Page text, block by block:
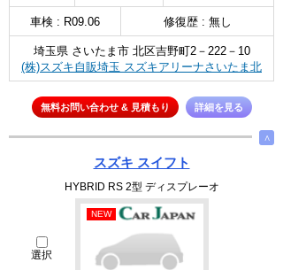
車検 : R09.06 修復歴 : 無し
埼玉県 さいたま市 北区吉野町2－222－10
(株)スズキ自販埼玉 スズキアリーナさいたま北
無料お問い合わせ & 見積もり 詳細を見る
∧
スズキ スイフト
HYBRID RS 2型 ディスプレーオ
選択
NEW